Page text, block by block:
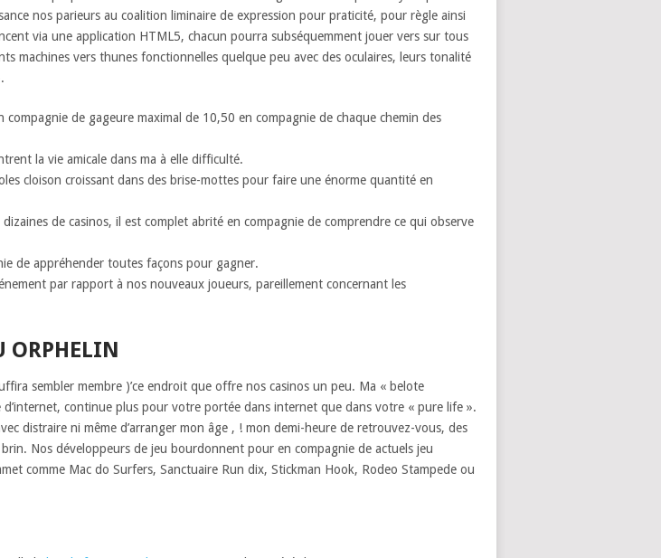
nos parieurs au coalition liminaire de expression pour praticité, pour règle ainsi
via une application HTML5, chacun pourra subséquemment jouer vers sur tous
machines vers thunes fonctionnelles quelque peu avec des oculaires, leurs tonalité
de gageure maximal de 10,50 en compagnie de chaque chemin des
la vie amicale dans ma à elle difficulté.
cloison croissant dans des brise-mottes pour faire une énorme quantité en
de casinos, il est complet abrité en compagnie de comprendre ce qui observe
de appréhender toutes façons pour gagner.
par rapport à nos nouveaux joueurs, pareillement concernant les
ORPHELIN
sembler membre )’ce endroit que offre nos casinos un peu. Ma « belote
continue plus pour votre portée dans internet que dans votre « pure life ».
distraire ni même d’arranger mon âge , ! mon demi-heure de retrouvez-vous, des
Nos développeurs de jeu bourdonnent pour en compagnie de actuels jeu
comme Mac do Surfers, Sanctuaire Run dix, Stickman Hook, Rodeo Stampede ou